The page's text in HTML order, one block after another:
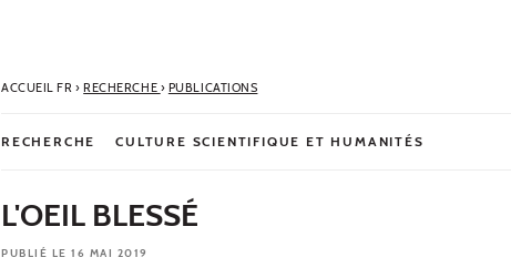
ACCUEIL FR› RECHERCHE › PUBLICATIONS
RECHERCHE CULTURE SCIENTIFIQUE ET HUMANITÉS
L'OEIL BLESSÉ
PUBLIÉ LE 16 MAI 2019